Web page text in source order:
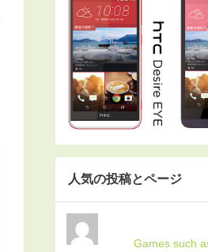
人気の投稿とページ
Games such